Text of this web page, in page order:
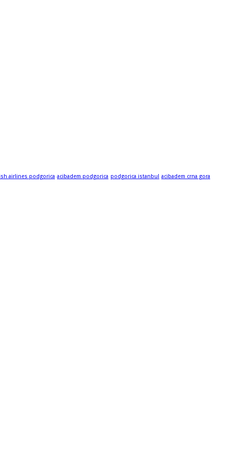
airlines podgorica acibadem podgorica podgorica istanbul acibadem crna gora